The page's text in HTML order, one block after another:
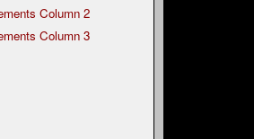
Column 2
Column 3